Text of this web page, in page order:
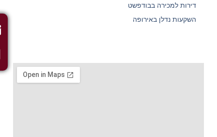
דירות למכירה בבודפשט
השקעות נדלן באירופה